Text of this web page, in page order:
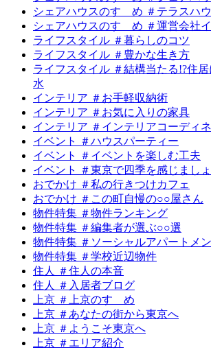
シェアハウスのすゝめ ＃テラスハ
シェアハウスのすゝめ ＃運営会社
ライフスタイル ＃暮らしのコツ
ライフスタイル ＃豊かな生き方
ライフスタイル ＃結構当たる!?住
水
インテリア ＃お手軽収納術
インテリア ＃お気に入りの家具
インテリア ＃インテリアコーディ
イベント ＃ハウスパーティー
イベント ＃イベントを楽しむ工夫
イベント ＃東京で四季を感じまし
おでかけ ＃私の行きつけカフェ
おでかけ ＃この町自慢の○○屋さん
物件特集 ＃物件ランキング
物件特集 ＃編集者が選ぶ○○選
物件特集 ＃ソーシャルアパートメ
物件特集 ＃学校近辺物件
住人 ＃住人の本音
住人 ＃入居者ブログ
上京 ＃上京のすゝめ
上京 ＃あなたの街から東京へ
上京 ＃ようこそ東京へ
上京 ＃エリア紹介